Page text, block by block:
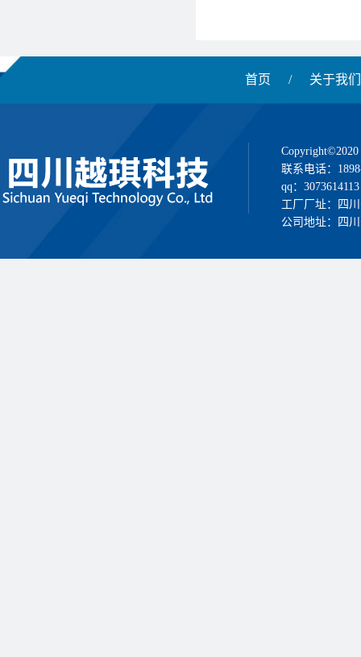
首页 / 关于我们
联系电话：
qq：3073614113
工厂厂址：四
公司地址：四